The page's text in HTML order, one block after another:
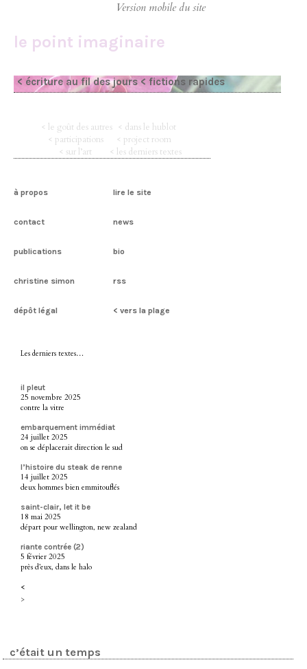
le point imaginaire
< écriture au fil des jours < fictions rapides
< le goût des autres < dans le hublot
< participations
< project room
< sur l’art
< les derniers textes
à propos lire le site
contact news
publications bio
christine simon rss
dépôt légal < vers la plage
Les derniers textes…
il pleut
25 novembre 2025
contre la vitre
embarquement immédiat
24 juillet 2025
on se déplacerait direction le sud
l’histoire du steak de renne
14 juillet 2025
deux hommes bien emmitouflés
saint-clair, let it be
18 mai 2025
départ pour wellington, new zealand
riante contrée (2)
5 février 2025
près d’eux, dans le halo
<
>
c’était un temps